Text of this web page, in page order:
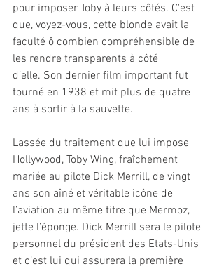
pour imposer Toby à leurs côtés. C'est
que, voyez-vous, cette blonde avait la
faculté ô combien compréhensible de
les rendre transparents à côté
d’elle. Son dernier film important fut
tourné en 1938 et mit plus de quatre
ans à sortir à la sauvette.
Lassée du traitement que lui impose
Hollywood, Toby Wing, fraîchement
mariée au pilote Dick Merrill, de vingt
ans son aîné et véritable icône de
l’aviation au même titre que Mermoz,
jette l’éponge. Dick Merrill sera le pilote
personnel du président des Etats-Unis
et c’est lui qui assurera la première